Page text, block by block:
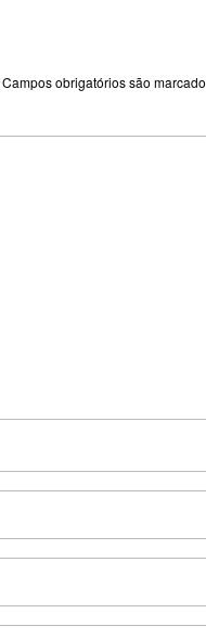
Campos obrigatórios são